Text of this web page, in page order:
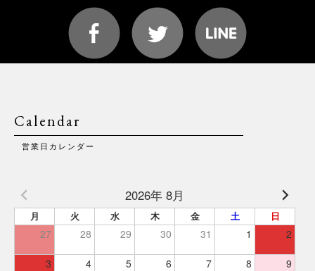
Calendar
営業日カレンダー
2026年 8月
月 火 水 木 金 土 日
27 28 29 30 31 1 2
3 4 5 6 7 8 9